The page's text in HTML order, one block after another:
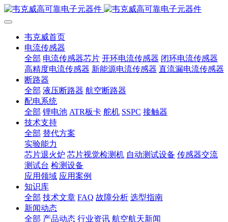
韦克威首页
电流传感器
全部 电流传感器芯片 开环电流传感器 闭环电流传感器
高精度电流传感器 新能源电流传感器 直流漏电流传感器
断路器
全部 液压断路器 航空断路器
配电系统
全部 锂电池 ATR板卡 舵机 SSPC 接触器
技术支持
全部 替代方案
实验能力
芯片退火炉 芯片视觉检测机 自动测试设备 传感器交流
测试台 检测设备
应用领域 应用案例
知识库
全部 技术文章 FAQ 故障分析 选型指南
新闻动态
全部 产品动态 行业资讯 航空航天新闻